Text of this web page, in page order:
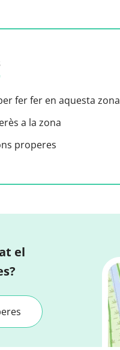
fer fer en aquesta zona
a la zona
properes
el